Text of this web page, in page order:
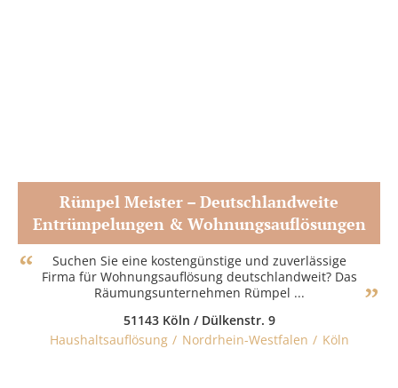
Rümpel Meister – Deutschlandweite
Entrümpelungen & Wohnungsauflösungen
Suchen Sie eine kostengünstige und zuverlässige
Firma für Wohnungsauflösung deutschlandweit? Das
Räumungsunternehmen Rümpel ...
51143 Köln / Dülkenstr. 9
Haushaltsauflösung
Nordrhein-Westfalen Köln